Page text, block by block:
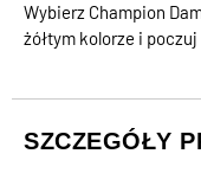
Wybierz Champion
żółtym kolorze i
SZCZEGÓŁY